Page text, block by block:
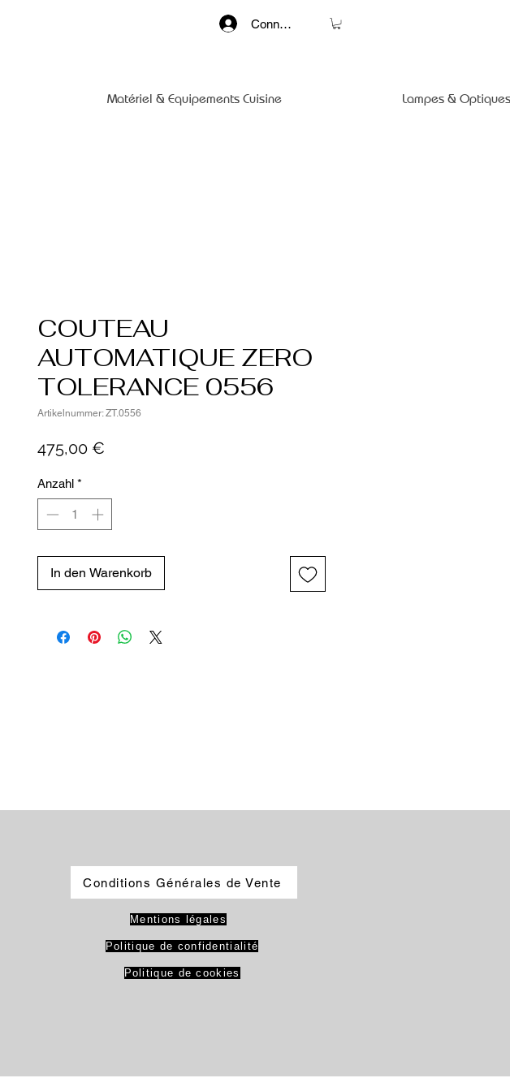
Connexion
Matériel & Equipements Cuisine Lampes &
COUTEAU
AUTOMATIQUE ZERO
TOLERANCE 0556
Artikelnummer: ZT.0556
475,00 €
Anzahl *
In den Warenkorb
Conditions Générales de Vente
Mentions légales
Politique de confidentialité
Politique de cookies